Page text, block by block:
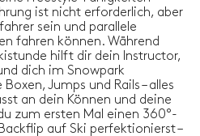
ist nicht erforderlich, aber
sein und parallele
fahren können. Während
hilft dir dein Instructor,
dich im Snowpark
Jumps und Rails – alles
an dein Können und deine
zum ersten Mal einen 360°-
auf Ski perfektionierst –